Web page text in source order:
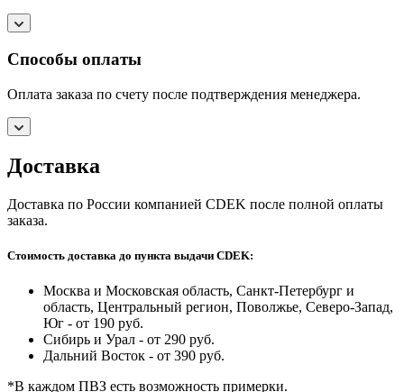
Способы оплаты
Оплата заказа по счету после подтверждения менеджера.
Доставка
Доставка по России компанией CDEK после полной оплаты
заказа.
Стоимость доставка до пункта выдачи CDEK:
Москва и Московская область, Санкт-Петербург и
область, Центральный регион, Поволжье, Северо-Запад,
Юг - от 190 руб.
Сибирь и Урал - от 290 руб.
Дальний Восток - от 390 руб.
*В каждом ПВЗ есть возможность примерки.